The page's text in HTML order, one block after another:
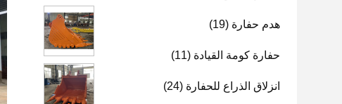
هدم حفارة (19)
حفارة كومة القيادة (11)
انزلاق الذراع للحفارة (24)